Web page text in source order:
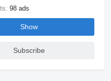
98 ads
Show
Subscribe